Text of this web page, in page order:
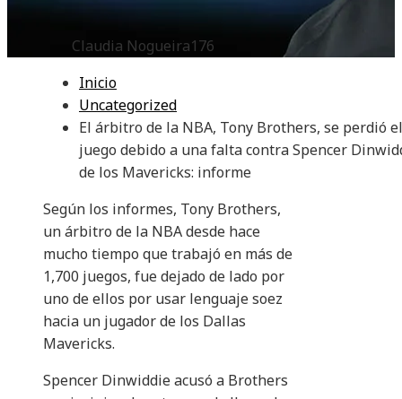
Claudia Nogueira176
Inicio
Uncategorized
El árbitro de la NBA, Tony Brothers, se perdió el
juego debido a una falta contra Spencer
de los Mavericks: informe
Según los informes, Tony Brothers,
un árbitro de la NBA desde hace
mucho tiempo que trabajó en más de
1,700 juegos, fue dejado de lado por
uno de ellos por usar lenguaje soez
hacia un jugador de los Dallas
Mavericks.
Spencer Dinwiddie acusó a Brothers